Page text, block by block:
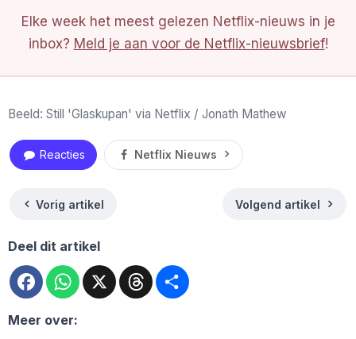
Elke week het meest gelezen Netflix-nieuws in je
inbox? Meld je aan voor de Netflix-nieuwsbrief!
Beeld: Still 'Glaskupan' via Netflix / Jonath Mathew
Reacties Netflix Nieuws
Vorig artikel Volgend artikel
Deel dit artikel
FacebookWhatsApp
X Threads
Meer over: